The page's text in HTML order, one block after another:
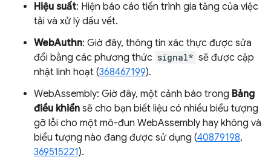
Hiệu suất: Hiện báo cáo tiến trình gia tăng của việc
tải và xử lý dấu vết.
WebAuthn: Giờ đây, thông tin xác thực được sửa
đổi bằng các phương thức signal* sẽ được cập
nhật linh hoạt (368467199).
WebAssembly: Giờ đây, một cảnh báo trong Bảng
điều khiển sẽ cho bạn biết liệu có nhiều biểu tượng
gỡ lỗi cho một mô-đun WebAssembly hay không và
biểu tượng nào đang được sử dụng (40879198,
369515221).